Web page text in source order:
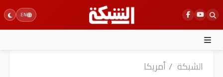
Skip
to
content
EN
الشبكة / أمريكا